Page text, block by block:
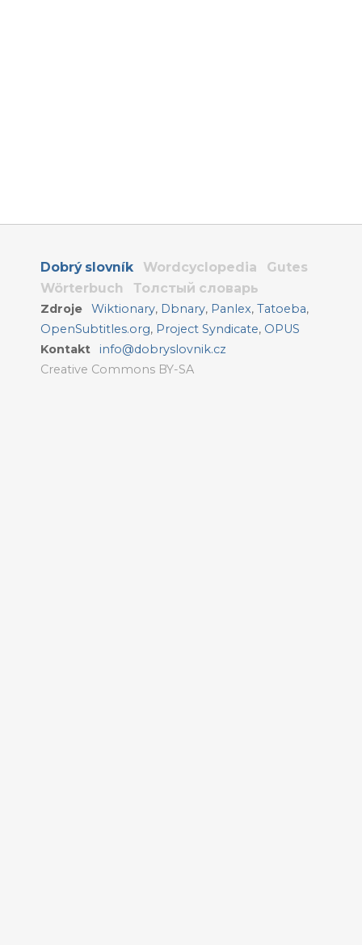
Dobrý slovník Wordcyclopedia
Gutes
Wörterbuch
Толстый словарь
Zdroje Wiktionary, Dbnary, Panlex,Tatoeba,
OpenSubtitles.org, Project Syndicate, OPUS
Kontakt
info@dobryslovnik.cz
Creative Commons BY-SA